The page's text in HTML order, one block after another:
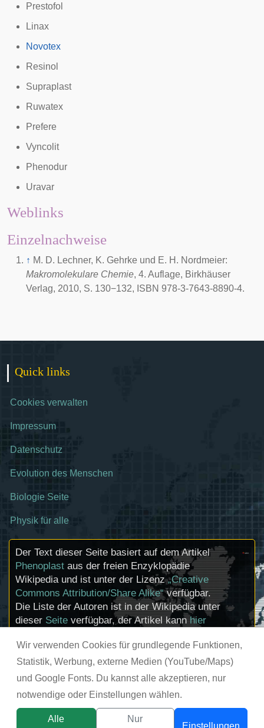
Wir verwenden Cookies für grundlegende Funktionen,
Statistik, Werbung, externe Medien (YouTube/Maps)
und Google Fonts. Du kannst alle akzeptieren, nur
notwendige oder Einstellungen wählen.
Alle Nur
Einstellungen
Prestofol
Linax
Novotex
Resinol
Supraplast
Ruwatex
Prefere
Vyncolit
Phenodur
Uravar
Weblinks
Einzelnachweise
↑ M. D. Lechner, K. Gehrke und E. H. Nordmeier:
Makromolekulare Chemie, 4. Auflage, Birkhäuser
Verlag, 2010, S. 130−132, ISBN 978-3-7643-8890-4.
Quick links
Cookies verwalten
Impressum
Datenschutz
Evolution des Menschen
Biologie Seite
Physik für alle
Der Text dieser Seite basiert auf dem Artikel
Phenoplast aus der freien Enzyklopädie
Wikipedia und ist unter der Lizenz„Creative
Commons Attribution/Share Alike“verfügbar.
Die Liste der Autoren ist in der Wikipedia unter
dieser Seite verfügbar, der Artikel kannhier
Urhebern und zum Lizenzstatus eingebundener
Mediendateien (etwa Bilder oder Videos) können
im Regelfall durch Anklicken dieser abgerufen
© chemie-schule.de 2026